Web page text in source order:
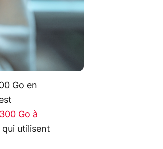
Go en
Go à
qui utilisent